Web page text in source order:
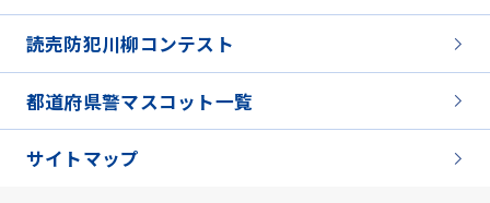
読売防犯川柳コンテスト
都道府県警マスコット一覧
サイトマップ